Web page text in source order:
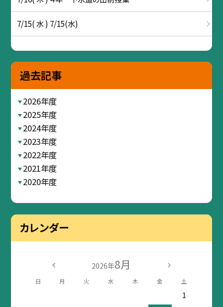
7/15( 水 ) 7/15(水)
過去記事
2026年度
2025年度
2024年度
2023年度
2022年度
2021年度
2020年度
カレンダー
2026年8月
日 月 火 水 木 金 土
1